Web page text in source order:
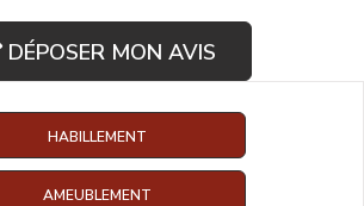
DÉPOSER MON AVIS
HABILLEMENT
AMEUBLEMENT